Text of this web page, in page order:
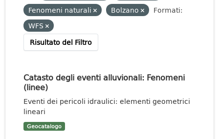
Fenomeni naturali
Bolzano
Formati:
WFS
Risultato del Filtro
Catasto degli eventi alluvionali: Fenomeni
(linee)
Eventi dei pericoli idraulici: elementi geometrici
lineari
Geocatalogo